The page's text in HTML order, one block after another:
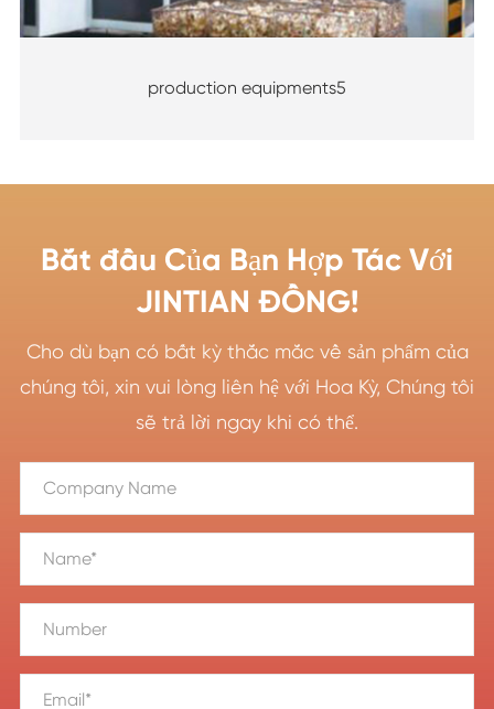
production equipments5
Bắt đầu Của Bạn Hợp Tác Với
JINTIAN ĐỒNG!
Cho dù bạn có bất kỳ thắc mắc về sản phẩm của
chúng tôi, xin vui lòng liên hệ với Hoa Kỳ, Chúng tôi
sẽ trả lời ngay khi có thể.